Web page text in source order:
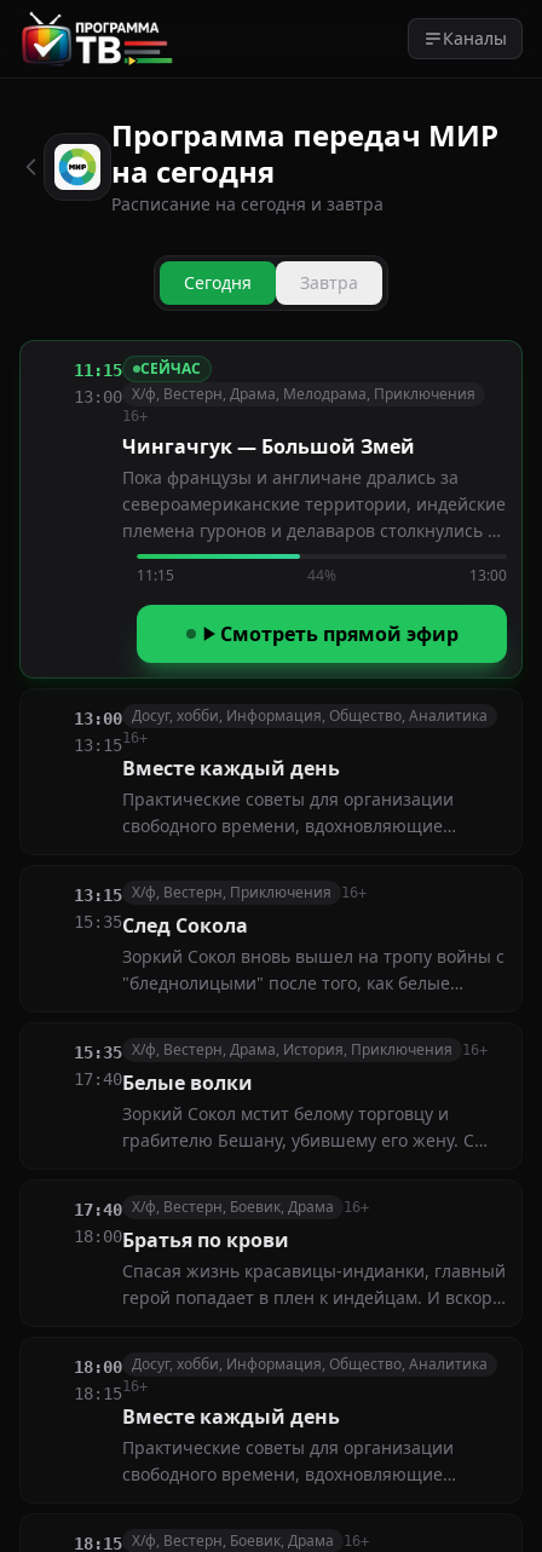
Каналы
Программа передач МИР
на сегодня
Расписание на сегодня и завтра
Сегодня Завтра
11:15
13:00
СЕЙЧАС
Х/ф, Вестерн, Драма, Мелодрама, Приключения
16+
Чингачгук — Большой Змей
Пока французы и англичане дрались за
североамериканские территории, индейские
племена гуронов и делаваров столкнулись в
смертельной схватке за родную землю.
Благородный и отважный Чингачгук — один
из лучших воинов-делаваров
11:15 44% 13:00
Смотреть прямой эфир
13:00
13:15
Досуг, хобби, Информация, Общество, Аналитика
16+
Вместе каждый день
Практические советы для организации
свободного времени, вдохновляющие
возможности для хобби и совместных
занятий с близкими
13:15
15:35
Х/ф, Вестерн, Приключения 16+
След Сокола
Зоркий Сокол вновь вышел на тропу войны с
"бледнолицыми" после того, как белые
давали покоя колонизаторам...
15:35
17:40
Х/ф, Вестерн, Драма, История, Приключения 16+
Белые волки
Зоркий Сокол мстит белому торговцу и
грабителю Бешану, убившему его жену. С
лишь ценой своей жизни
17:40
18:00
Х/ф, Вестерн, Боевик, Драма 16+
Братья по крови
Спасая жизнь красавицы-индианки, главный
герой попадает в плен к индейцам. И вскоре,
лучшим другом и кровным братом вождя
племени. Вместе они начинают собственную
войну против бледнолицых захватчиков
18:00
18:15
Досуг, хобби, Информация, Общество, Аналитика
16+
Вместе каждый день
Практические советы для организации
свободного времени, вдохновляющие
18:15 Х/ф, Вестерн, Боевик, Драма 16+